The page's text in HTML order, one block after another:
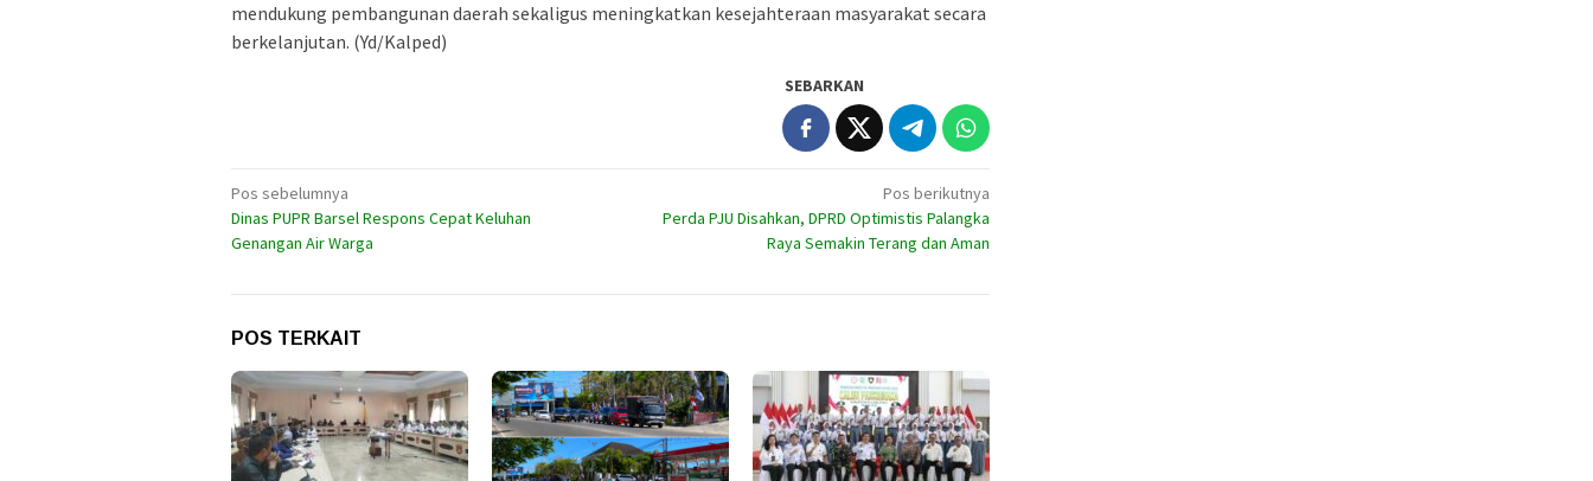
mendukung pembangunan daerah sekaligus meningkatkan kesejahteraan masyarakat secara
berkelanjutan. (Yd/Kalped)
SEBARKAN
Navigasi
pos
Pos sebelumnya
Dinas PUPR Barsel Respons Cepat Keluhan
Genangan Air Warga
Pos berikutnya
Perda PJU Disahkan, DPRD Optimistis Palangka
Raya Semakin Terang dan Aman
POS TERKAIT